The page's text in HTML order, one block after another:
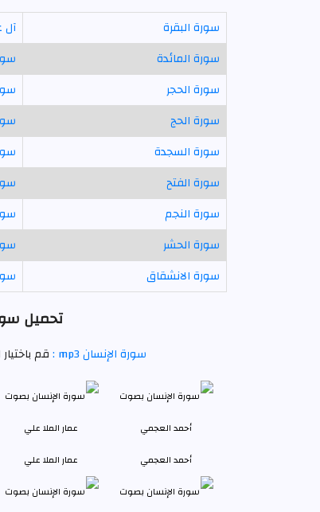
سورة البقرة آل
سورة المائدة
سورة الحجر
سورة الحج
سورة السجدة
سورة الفتح
سورة النجم
سورة الحشر
سورة الانشقاق
تحميل
سورة الإنسان mp3 : قم
أحمد العجمي عمار الملا علي